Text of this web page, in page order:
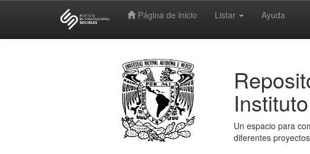
Página de inicio Listar Ayuda
Un espacio para
diferentes